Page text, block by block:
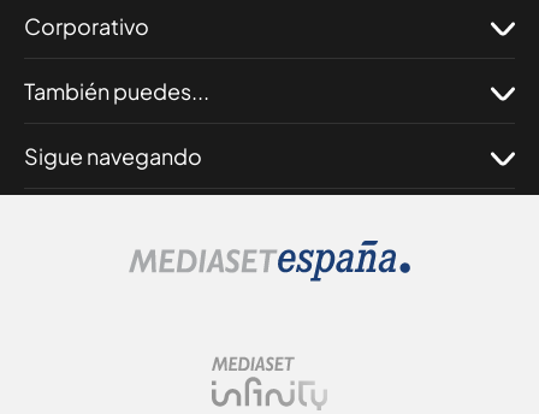
Corporativo
También puedes...
Sigue navegando